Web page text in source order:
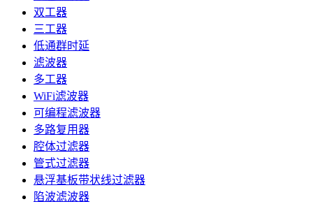
双工器
三工器
低通群时延
滤波器
多工器
WiFi滤波器
可编程滤波器
多路复用器
腔体过滤器
管式过滤器
悬浮基板带状线过滤器
陷波滤波器